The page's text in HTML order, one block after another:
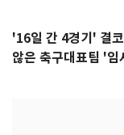
'16일 간 4경기' 결코
않은 축구대표팀 '임